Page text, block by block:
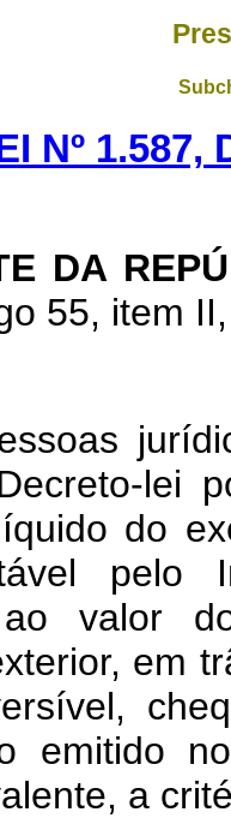
Nº 1.587,
DA
55, item
lei
do
pelo
ao valor
em
emitido
a